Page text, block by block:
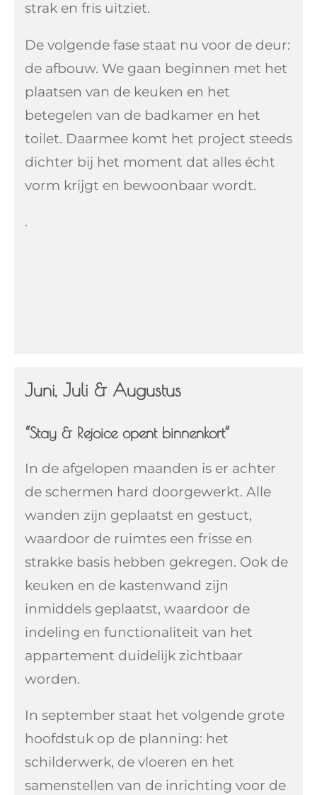
strak en fris uitziet.
De volgende fase staat nu voor de deur:
de afbouw. We gaan beginnen met het
plaatsen van de keuken en het
betegelen van de badkamer en het
toilet. Daarmee komt het project steeds
dichter bij het moment dat alles écht
vorm krijgt en bewoonbaar wordt.
.
Juni, Juli & Augustus
“Stay & Rejoice opent binnenkort”
In de afgelopen maanden is er achter
de schermen hard doorgewerkt. Alle
wanden zijn geplaatst en gestuct,
waardoor de ruimtes een frisse en
strakke basis hebben gekregen. Ook de
keuken en de kastenwand zijn
inmiddels geplaatst, waardoor de
indeling en functionaliteit van het
appartement duidelijk zichtbaar
worden.
In september staat het volgende grote
hoofdstuk op de planning: het
schilderwerk, de vloeren en het
samenstellen van de inrichting voor de